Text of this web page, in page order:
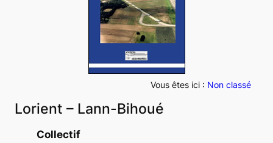
c
h
e
r
Vous êtes ici : Non classé
Lorient – Lann-Bihoué
Collectif